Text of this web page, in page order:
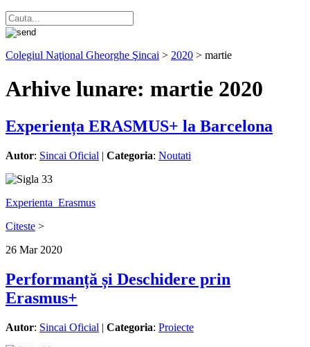
Colegiul Naţional Gheorghe Şincai > 2020 > martie
Arhive lunare: martie 2020
Experiența ERASMUS+ la Barcelona
Autor: Sincai Oficial | Categoria: Noutati
Experienta_Erasmus
Citeste >
26 Mar 2020
Performanță și Deschidere prin
Erasmus+
Autor: Sincai Oficial | Categoria: Proiecte